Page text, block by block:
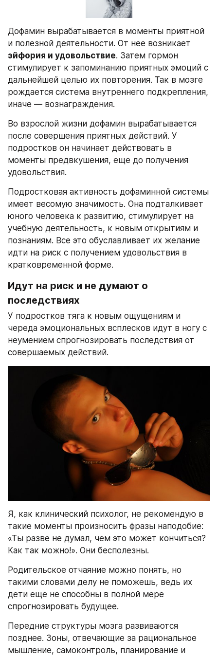
Дофамин вырабатывается в моменты приятной
эйфория и удовольствие. Затем гормон
стимулирует к запоминанию приятных эмоций с
дальнейшей целью их повторения. Так в мозге
рождается система внутреннего подкрепления,
иначе — вознаграждения.
Во взрослой жизни дофамин вырабатывается
после совершения приятных действий. У
подростков он начинает действовать в
моменты предвкушения, еще до получения
удовольствия.
Подростковая активность дофаминной системы
имеет весомую значимость. Она подталкивает
юного человека к развитию, стимулирует на
учебную деятельность, к новым открытиям и
познаниям. Все это обуславливает их желание
идти на риск с получением удовольствия в
кратковременной форме.
Идут на риск и не думают о
последствиях
У подростков тяга к новым ощущениям и
череда эмоциональных всплесков идут в ногу с
неумением спрогнозировать последствия от
совершаемых действий.
Я, как клинический психолог, не рекомендую в
такие моменты произносить фразы наподобие:
«Ты разве не думал, чем это может кончиться?
Как так можно!». Они бесполезны.
Родительское отчаяние можно понять, но
такими словами делу не поможешь, ведь их
дети еще не способны в полной мере
спрогнозировать будущее.
Передние структуры мозга развиваются
позднее. Зоны, отвечающие за рациональное
мышление, самоконтроль, планирование и